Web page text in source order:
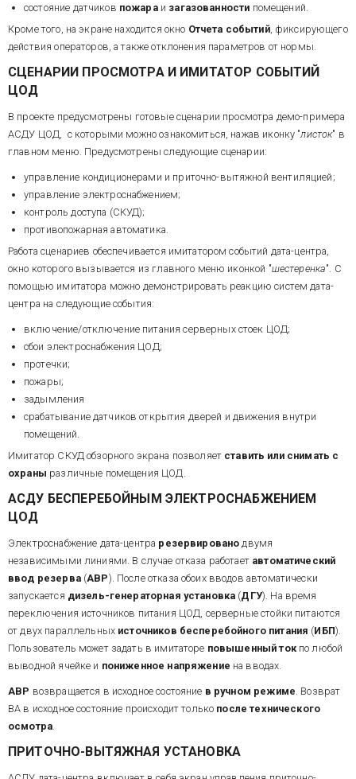
состояние датчиков пожара и загазованности помещений.
Кроме того, на экране находится окно Отчета событий, фиксирующего
действия операторов, а также отклонения параметров от нормы.
СЦЕНАРИИ ПРОСМОТРА И ИМИТАТОР СОБЫТИЙ
ЦОД
В проекте предусмотрены готовые сценарии просмотра демо-примера
АСДУ ЦОД, с которыми можно ознакомиться, нажав иконку "листок" в
главном меню. Предусмотрены следующие сценарии:
управление кондиционерами и приточно-вытяжной вентиляцией;
управление электроснабжением;
контроль доступа (СКУД);
противопожарная автоматика.
Работа сценариев обеспечивается имитатором событий дата-центра,
окно которого вызывается из главного меню иконкой "шестеренка". С
помощью имитатора можно демонстрировать реакцию систем дата-
центра на следующие события:
включение/отключение питания серверных стоек ЦОД;
сбои электроснабжения ЦОД;
протечки;
пожары;
задымления
срабатывание датчиков открытия дверей и движения внутри
помещений.
Имитатор СКУД обзорного экрана позволяет ставить или снимать с
охраны различные помещения ЦОД.
АСДУ БЕСПЕРЕБОЙНЫМ ЭЛЕКТРОСНАБЖЕНИЕМ
ЦОД
Электроснабжение дата-центра резервировано двумя
независимыми линиями. В случае отказа работает автоматический
ввод резерва (АВР). После отказа обоих вводов автоматически
запускается дизель-генераторная установка (ДГУ). На время
переключения источников питания ЦОД, серверные стойки питаются
от двух параллельных источников бесперебойного питания (ИБП).
Пользователь может задать в имитаторе повышенный ток по любой
выводной ячейке и пониженное напряжение на вводах.
АВР возвращается в исходное состояние в ручном режиме . Возврат
ВА в исходное состояние происходит только после технического
осмотра
ПРИТОЧНО-ВЫТЯЖНАЯ УСТАНОВКА